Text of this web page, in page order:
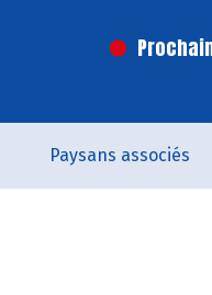
Paysans associés